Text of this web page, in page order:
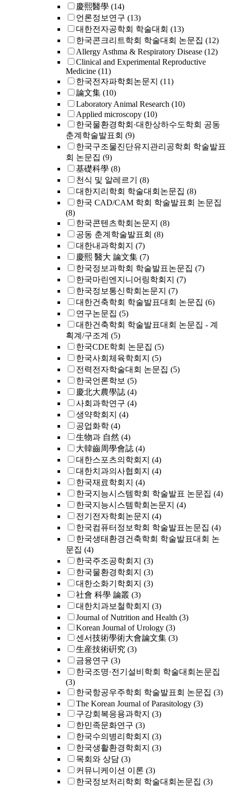
慶熙醫學 (14)
언론정보연구 (13)
대한전자공학회 학술대회 (13)
한국콘크리트학회 학술대회 논문집 (12)
Allergy Asthma & Respiratory Disease (12)
Clinical and Experimental Reproductive
Medicine (11)
한국전자파학회논문지 (11)
論文集 (10)
Laboratory Animal Research (10)
Applied microscopy (10)
한국물환경학회·대한상하수도학회 공동
춘계학술발표회 (9)
한국구조물진단유지관리공학회 학술발표
회 논문집 (9)
基礎科學 (8)
천식 및 알레르기
(8)
대한지리학회 학술대회논문집 (8)
한국 CAD/CAM 학회 학술발표회 논문집
(8)
한국콘텐츠학회논문지 (8)
공동 춘계학술발표회 (8)
대한내과학회지 (7)
慶熙 醫大 論文集 (7)
한국정보과학회 학술발표논문집 (7)
한국마린엔지니어링학회지 (7)
한국정보통신학회논문지 (7)
대한건축학회 학술발표대회 논문집 (6)
연구논문집 (5)
대한건축학회 학술발표대회 논문집 - 계
획계/구조계 (5)
한국CDE학회 논문집 (5)
한국사회체육학회지 (5)
전력전자학술대회 논문집 (5)
한국언론학보 (5)
慶北大農學誌 (4)
사회과학연구 (4)
생약학회지 (4)
공업화학 (4)
生物과 自然 (4)
大韓齒周學會誌 (4)
대한스포츠의학회지 (4)
대한치과의사협회지 (4)
한국재료학회지 (4)
한국지능시스템학회 학술발표 논문집 (4)
한국지능시스템학회논문지 (4)
전기전자학회논문지 (4)
한국컴퓨터정보학회 학술발표논문집 (4)
한국생태환경건축학회 학술발표대회 논
문집 (4)
한국주조공학회지 (3)
한국물환경학회지 (3)
대한소화기학회지 (3)
社會 科學 論叢 (3)
대한치과보철학회지 (3)
Journal of Nutrition and Health (3)
Korean Journal of Urology (3)
센서技術學術大會論文集 (3)
生産技術硏究 (3)
금융연구 (3)
한국조명·전기설비학회 학술대회논문집
(3)
한국항공우주학회 학술발표회 논문집 (3)
The Korean Journal of Parasitology (3)
구강회복응용과학지 (3)
한민족문화연구 (3)
한국수의병리학회지 (3)
한국생활환경학회지 (3)
목회와 상담 (3)
커뮤니케이션 이론 (3)
한국정보처리학회 학술대회논문집 (3)